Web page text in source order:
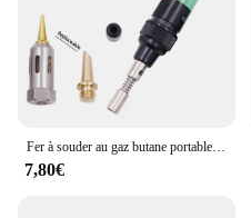
Fer à souder au gaz butane portable sans fil, odorà souder, stylo de soudage, Eva réglable 1300 ℃, mini outils de pointe de soudeur au butane
7,80€